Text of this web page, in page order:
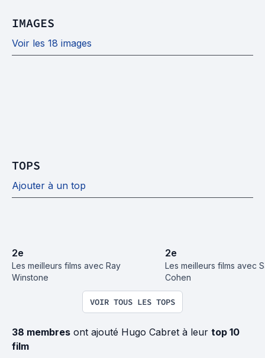
IMAGES
Voir les 18 images
TOPS
Ajouter à un top
2e
Les meilleurs films avec Ray
Winstone
2e
Les meilleurs films avec
Cohen
VOIR TOUS LES TOPS
38 membres ont ajouté Hugo Cabret à leur top 10
film